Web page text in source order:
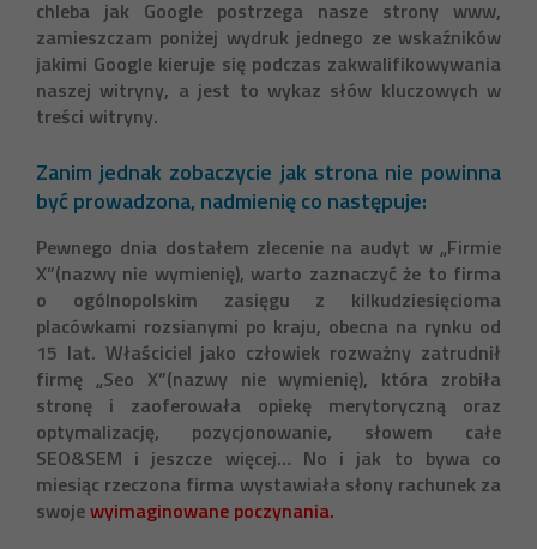
chleba jak Google postrzega nasze strony www,
zamieszczam poniżej wydruk jednego ze wskaźników
jakimi Google kieruje się podczas zakwalifikowywania
naszej witryny, a jest to wykaz słów kluczowych w
treści witryny.
Zanim jednak zobaczycie jak strona nie powinna
być prowadzona, nadmienię co następuje:
Pewnego dnia dostałem zlecenie na audyt w „Firmie
X”(nazwy nie wymienię), warto zaznaczyć że to firma
o ogólnopolskim zasięgu z kilkudziesięcioma
placówkami rozsianymi po kraju, obecna na rynku od
15 lat. Właściciel jako człowiek rozważny zatrudnił
firmę „Seo X”(nazwy nie wymienię), która zrobiła
stronę i zaoferowała opiekę merytoryczną oraz
optymalizację, pozycjonowanie, słowem całe
SEO&SEM i jeszcze więcej… No i jak to bywa co
miesiąc rzeczona firma wystawiała słony rachunek za
swojewyimaginowane poczynania.